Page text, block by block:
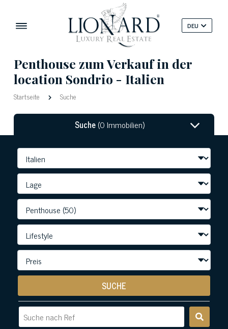
DEU
Penthouse zum Verkauf in der
location Sondrio - Italien
Startseite Suche
Suche(0 Immobilien)
SUCHE